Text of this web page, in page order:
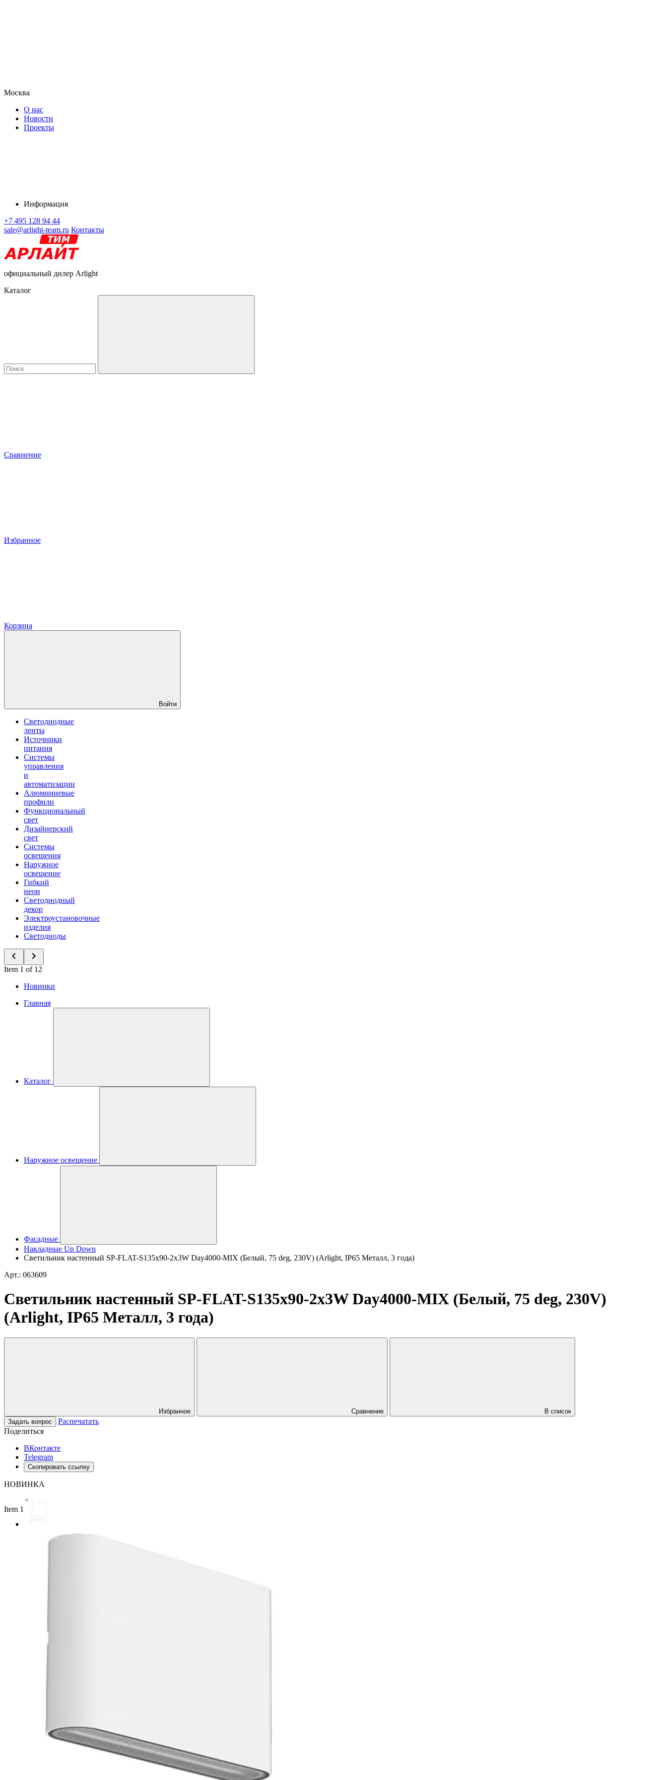
Москва
О нас
Новости
Проекты
Информация
+7 495 128 94 44
sale@arlight-team.ru Контакты
официальный дилер Arlight
Каталог
Сравнение
Избранное
Корзина
Войти
Светодиодные
ленты
Источники
питания
Системы
управления
и
автоматизации
Алюминиевые
профили
Функциональный
свет
Дизайнерский
свет
Системы
освещения
Наружное
освещение
Гибкий
неон
Светодиодный
декор
Электроустановочные
изделия
Светодиоды
Item 1 of 12
Новинки
Главная
Каталог
Наружное освещение
Фасадные
Накладные Up Down
Светильник настенный SP-FLAT-S135x90-2x3W Day4000-MIX (Белый, 75 deg, 230V) (Arlight, IP65 Металл, 3 года)
Арт.: 063609
Светильник настенный SP-FLAT-S135x90-2x3W Day4000-MIX (Белый, 75 deg, 230V)
(Arlight, IP65 Металл, 3 года)
Избранное Сравнение
В список
Задать вопрос
Распечатать
Поделиться
ВКонтакте
Telegram
Скопировать ссылку
НОВИНКА
Item 1 of 2